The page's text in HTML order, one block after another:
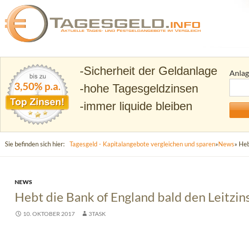
Tagesgeld.info – Tagesgeldkonten vergleichen und
3,50% p.a.
Sicherheit der Geldanlage
hohe Tagesgeldzinsen
immer liquide bleiben
Sie befinden sich hier: Tagesgeld - Kapitalangebote vergleichen und sparen»News»
NEWS
Hebt die Bank of England bald den
10. OKTOBER 2017 3TASK